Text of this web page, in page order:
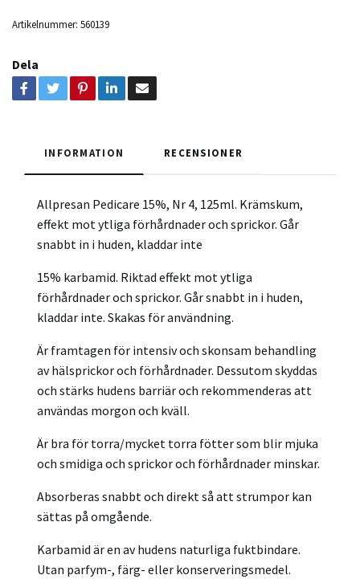
Artikelnummer: 560139
Dela
INFORMATION RECENSIONER
Allpresan Pedicare 15%, Nr 4, 125ml. Krämskum,
effekt mot ytliga förhårdnader och sprickor. Går
snabbt in i huden, kladdar inte
15% karbamid. Riktad effekt mot ytliga
förhårdnader och sprickor. Går snabbt in i huden,
kladdar inte. Skakas för användning.
Är framtagen för intensiv och skonsam behandling
av hälsprickor och förhårdnader. Dessutom skyddas
och stärks hudens barriär och rekommenderas att
användas morgon och kväll.
Är bra för torra/mycket torra fötter som blir mjuka
och smidiga och sprickor och förhårdnader minskar.
Absorberas snabbt och direkt så att strumpor kan
sättas på omgående.
Karbamid är en av hudens naturliga fuktbindare.
Utan parfym-, färg- eller konserveringsmedel.